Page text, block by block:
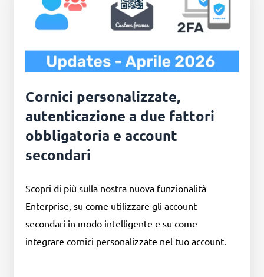
Cornici personalizzate,
autenticazione a due fattori
obbligatoria e account
secondari
Scopri di più sulla nostra nuova funzionalità
Enterprise, su come utilizzare gli account
secondari in modo intelligente e su come
integrare cornici personalizzate nel tuo account.